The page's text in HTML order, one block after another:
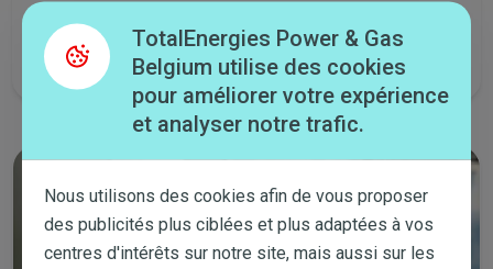
Lancez un chat
Tous les jours de la semaine de 8:00 à 21:30 et le samedi de 9:00 à
14:00.
TotalEnergies Power & Gas
Belgium utilise des cookies
pour améliorer votre expérience
et analyser notre trafic.
Nous utilisons des cookies afin de vous proposer
des publicités plus ciblées et plus adaptées à vos
centres d'intérêts sur notre site, mais aussi sur les